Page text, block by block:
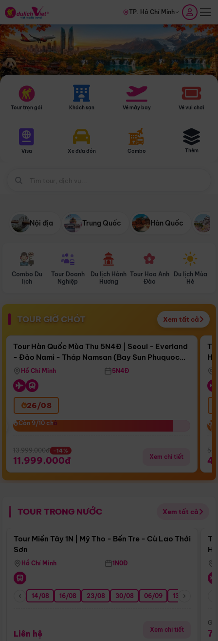
TP. Hồ Chí Minh
Tour trọn gói Khách sạn Vé máy bay Vé vui chơi
Visa Xe đưa đón Combo Thêm
Nội địa Trung Quốc Hàn Quốc
Combo Du
lịch
Tour Doanh
Nghiệp
Du lịch Hành
Hương
Tour Hoa Anh
Đào
Du lịch Mùa
Hè
TOUR GIỜ CHÓT Xem tất cả
Còn16 ngày 06:49:28
Bay Sun Phuquoc Airways
Điểm nổi bật
Tour Hàn Quốc Mùa Thu 5N4Đ | Seoul - Everland
- Đảo Nami - Tháp Namsan (Bay Sun Phuquoc
Airways)
Hồ Chí Minh 5N4Đ
26/08
Còn 9/10 chỗ
Còn 9/10 chỗ
13.999.000đ -14%
11.999.000đ Xem chi tiết
TOUR TRONG NƯỚC Xem tất cả
Điểm nổi bật
Tour Miền Tây 1N | Mỹ Tho - Bến Tre - Cù Lao Thới
Sơn
Hồ Chí Minh 1N0Đ
14/08 16/08 23/08 30/08 06/09 13/09
Liên hệ Xem chi tiết